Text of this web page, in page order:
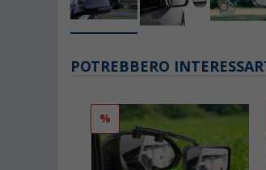
POTREBBERO
%